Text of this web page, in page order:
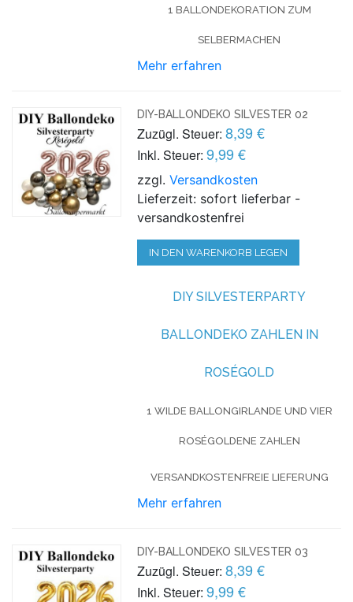
1 BALLONDEKORATION ZUM
SELBERMACHEN
Mehr erfahren
DIY-BALLONDEKO SILVESTER 02
Zuzügl. Steuer: 8,39 €
Inkl. Steuer: 9,99 €
zzgl.Versandkosten
Lieferzeit: sofort lieferbar -
versandkostenfrei
IN DEN WARENKORB LEGEN
DIY SILVESTERPARTY
BALLONDEKO ZAHLEN IN
ROSÉGOLD
1 WILDE BALLONGIRLANDE UND VIER
ROSÉGOLDENE ZAHLEN
VERSANDKOSTENFREIE LIEFERUNG
Mehr erfahren
DIY-BALLONDEKO SILVESTER 03
Zuzügl. Steuer: 8,39 €
Inkl. Steuer: 9,99 €